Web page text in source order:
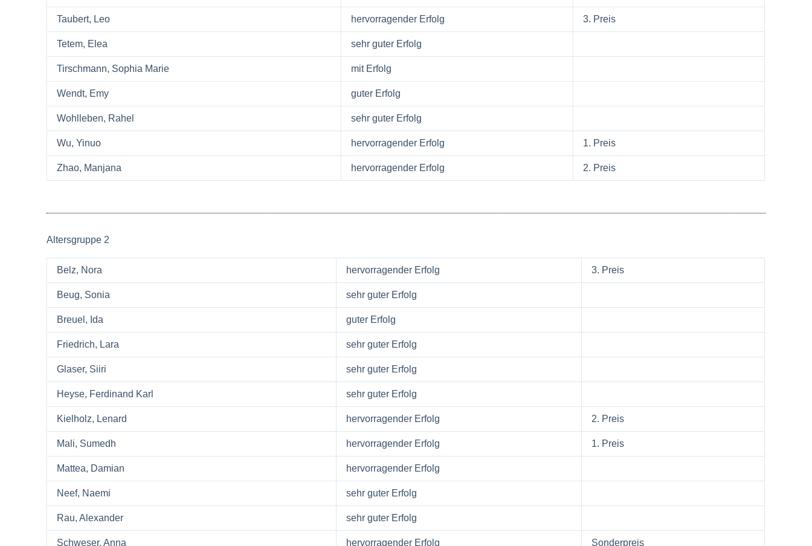
Taubert, Leo hervorragender Erfolg 3. Preis
Tetem, Elea sehr guter Erfolg
Tirschmann, Sophia Marie mit Erfolg
Wendt, Emy guter Erfolg
Wohlleben, Rahel sehr guter Erfolg
Wu, Yinuo hervorragender Erfolg 1. Preis
Zhao, Manjana hervorragender Erfolg 2. Preis
Altersgruppe 2
Belz, Nora hervorragender Erfolg 3. Preis
Beug, Sonia sehr guter Erfolg
Breuel, Ida guter Erfolg
Friedrich, Lara sehr guter Erfolg
Glaser, Siiri sehr guter Erfolg
Heyse, Ferdinand Karl sehr guter Erfolg
Kielholz, Lenard hervorragender Erfolg 2. Preis
Mali, Sumedh hervorragender Erfolg 1. Preis
Mattea, Damian hervorragender Erfolg
Neef, Naemi sehr guter Erfolg
Rau, Alexander sehr guter Erfolg
Schweser, Anna hervorragender Erfolg Sonderpreis